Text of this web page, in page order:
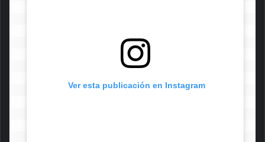
Ver esta publicación en Instagram